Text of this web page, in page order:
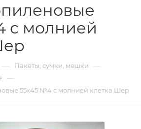
с молнией
— Пакеты, сумки, мешки —
—
55х45 №4 с молнией клетка Шер